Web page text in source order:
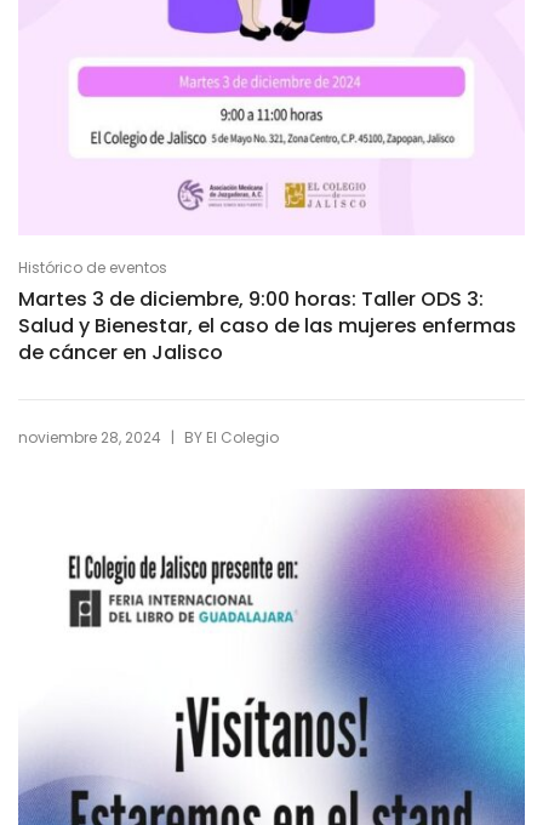
Histórico de eventos
Martes 3 de diciembre, 9:00 horas: Taller ODS 3:
Salud y Bienestar, el caso de las mujeres enfermas
de cáncer en Jalisco
noviembre 28, 2024 | BY El Colegio